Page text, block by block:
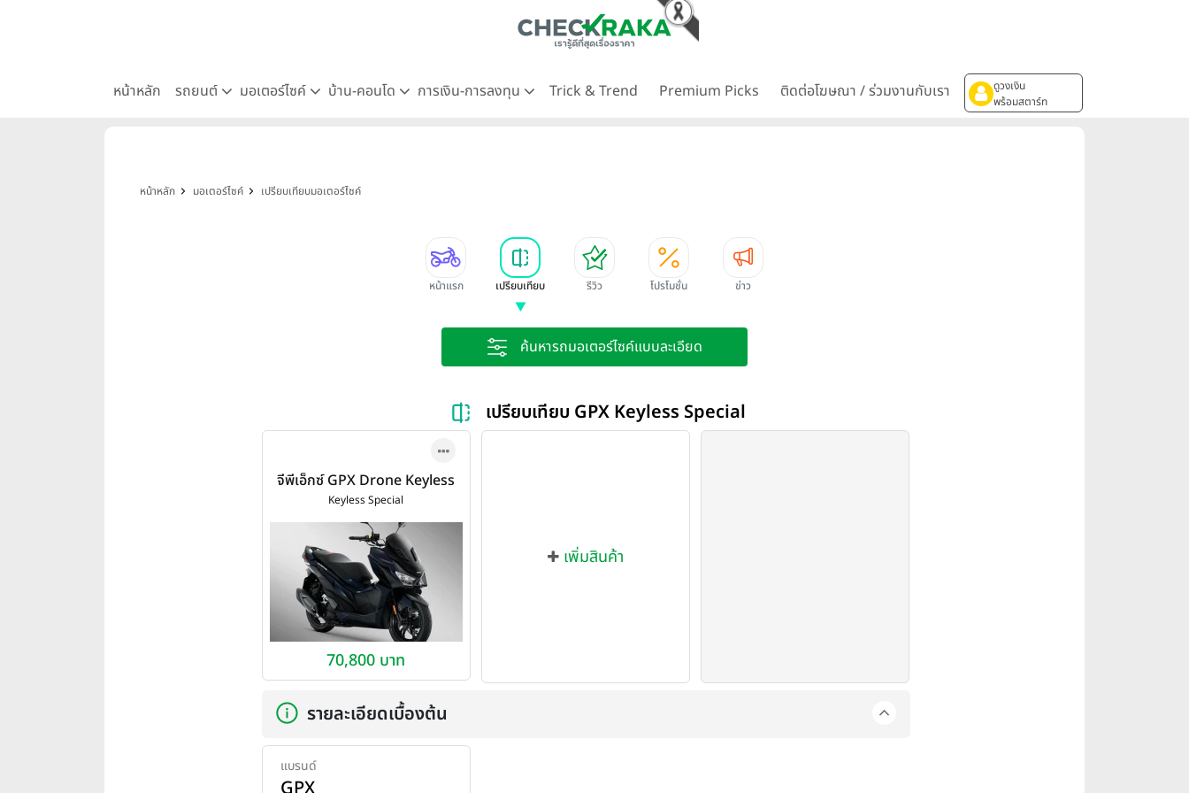
หน้าหลัก รถยนต์ มอเตอร์ไซค์ บ้าน-คอนโด การเงิน-การลงทุน Trick & Trend Premium Picks ติดต่อโฆษณา / ร่วมงานกับเรา
ดูวงเงิน
พร้อมสตาร์ท
หน้าหลัก มอเตอร์ไซค์ เปรียบเทียบมอเตอร์ไซค์
หน้าแรก เปรียบเทียบ รีวิว โปรโมชั่น ข่าว
ค้นหารถมอเตอร์ไซค์แบบละเอียด
เปรียบเทียบ GPX Keyless Special
จีพีเอ็กซ์ GPX Drone Keyless
Special ปี 2020
Keyless Special
70,800 บาท
เพิ่มสินค้า
รายละเอียดเบื้องต้น
แบรนด์